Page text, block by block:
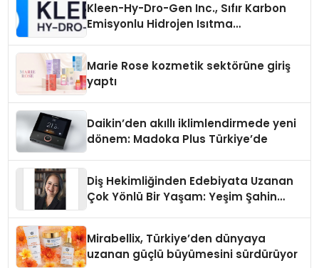
Kleen-Hy-Dro-Gen Inc., Sıfır Karbon
Emisyonlu Hidrojen Isıtma
Marie Rose kozmetik sektörüne giriş
yaptı
Daikin’den akıllı iklimlendirmede yeni
dönem: Madoka Plus Türkiye’de
Diş Hekimliğinden Edebiyata Uzanan
Çok Yönlü Bir Yaşam: Yeşim Şahin
Mirabellix, Türkiye’den dünyaya
uzanan güçlü büyümesini sürdürüyor